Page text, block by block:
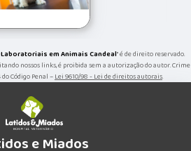
Laboratoriais em Animais Candeal" é de direito reservado.
nossos links, é proibida sem a autorização do autor. Crime
Código Penal –Lei 9610/98 - Lei de direitos autorais.
e Miados